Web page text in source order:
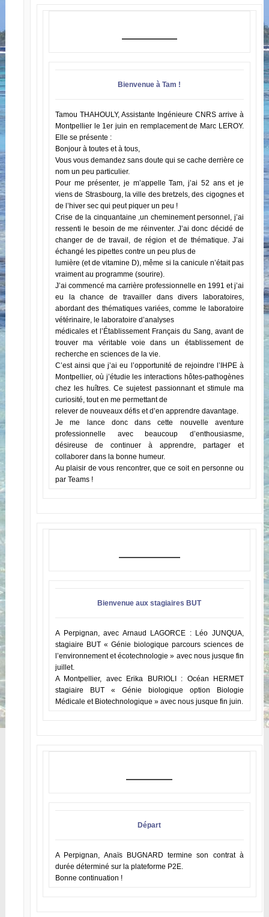
Bienvenue à Tam !
Tamou THAHOULY, Assistante Ingénieure CNRS arrive à
Montpellier le 1er juin en remplacement de Marc LEROY.
Elle se présente :
Bonjour à toutes et à tous,
Vous vous demandez sans doute qui se cache derrière ce
nom un peu particulier.
Pour me présenter, je m’appelle Tam, j’ai 52 ans et je
viens de Strasbourg, la ville des bretzels, des cigognes et
de l’hiver sec qui peut piquer un peu !
Crise de la cinquantaine ,un cheminement personnel, j’ai
ressenti le besoin de me réinventer. J’ai donc décidé de
changer de de travail, de région et de thématique. J’ai
échangé les pipettes contre un peu plus de
lumière (et de vitamine D), même si la canicule n’était pas
vraiment au programme (sourire).
J’ai commencé ma carrière professionnelle en 1991 et j’ai
eu la chance de travailler dans divers laboratoires,
abordant des thématiques variées, comme le laboratoire
vétérinaire, le laboratoire d’analyses
médicales et l’Établissement Français du Sang, avant de
trouver ma véritable voie dans un établissement de
recherche en sciences de la vie.
C’est ainsi que j’ai eu l’opportunité de rejoindre l’IHPE à
Montpellier, où j’étudie les interactions hôtes-pathogènes
chez les huîtres. Ce sujetest passionnant et stimule ma
curiosité, tout en me permettant de
relever de nouveaux défis et d’en apprendre davantage.
Je me lance donc dans cette nouvelle aventure
professionnelle avec beaucoup d’enthousiasme,
désireuse de continuer à apprendre, partager et
collaborer dans la bonne humeur.
Au plaisir de vous rencontrer, que ce soit en personne ou
par Teams !
Bienvenue aux stagiaires BUT
A Perpignan, avec Arnaud LAGORCE : Léo JUNQUA,
stagiaire BUT « Génie biologique parcours sciences de
l’environnement et écotechnologie » avec nous jusque fin
juillet.
A Montpellier, avec Erika BURIOLI : Océan HERMET
stagiaire BUT « Génie biologique option Biologie
Médicale et Biotechnologique » avec nous jusque fin juin.
Départ
A Perpignan, Anaïs BUGNARD termine son contrat à
durée déterminé sur la plateforme P2E.
Bonne continuation !